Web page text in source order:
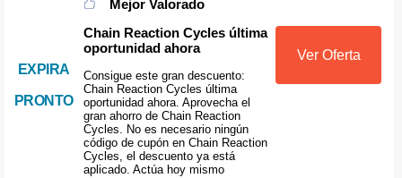
EXPIRA
PRONTO
Mejor Valorado
Chain Reaction Cycles última
oportunidad ahora
Consigue este gran descuento:
Chain Reaction Cycles última
oportunidad ahora. Aprovecha el
gran ahorro de Chain Reaction
Cycles. No es necesario ningún
código de cupón en Chain Reaction
Cycles, el descuento ya está
aplicado. Actúa hoy mismo
Ver Oferta